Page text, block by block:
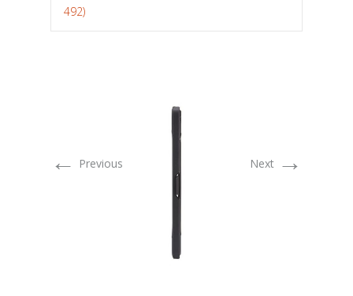
492)
← Previous Next →